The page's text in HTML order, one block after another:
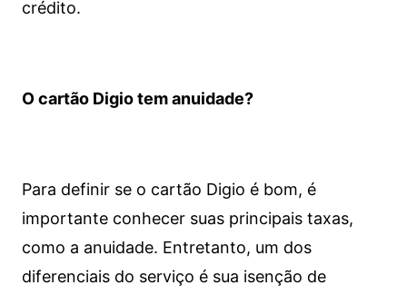
crédito.
O cartão Digio tem anuidade?
Para definir se o cartão Digio é bom, é
importante conhecer suas principais taxas,
como a anuidade. Entretanto, um dos
diferenciais do serviço é sua isenção de